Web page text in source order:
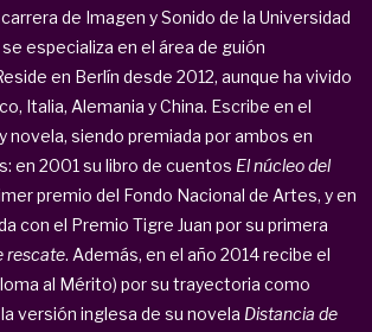
de Imagen y Sonido de la Universidad
especializa en el área de guión
en Berlín desde 2012, aunque ha vivido
Italia, Alemania y China. Escribe en el
novela, siendo premiada por ambos en
en 2001 su libro de cuentos El núcleo del
premio del Fondo Nacional de Artes, y en
con el Premio Tigre Juan por su primera
rescate. Además, en el año 2014 recibe el
al Mérito) por su trayectoria como
versión inglesa de su novela Distancia de